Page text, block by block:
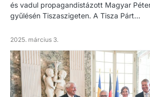
és vadul propagandistázott Magyar
gyűlésén Tiszaszigeten. A Tisza Párt…
2025. március 3.